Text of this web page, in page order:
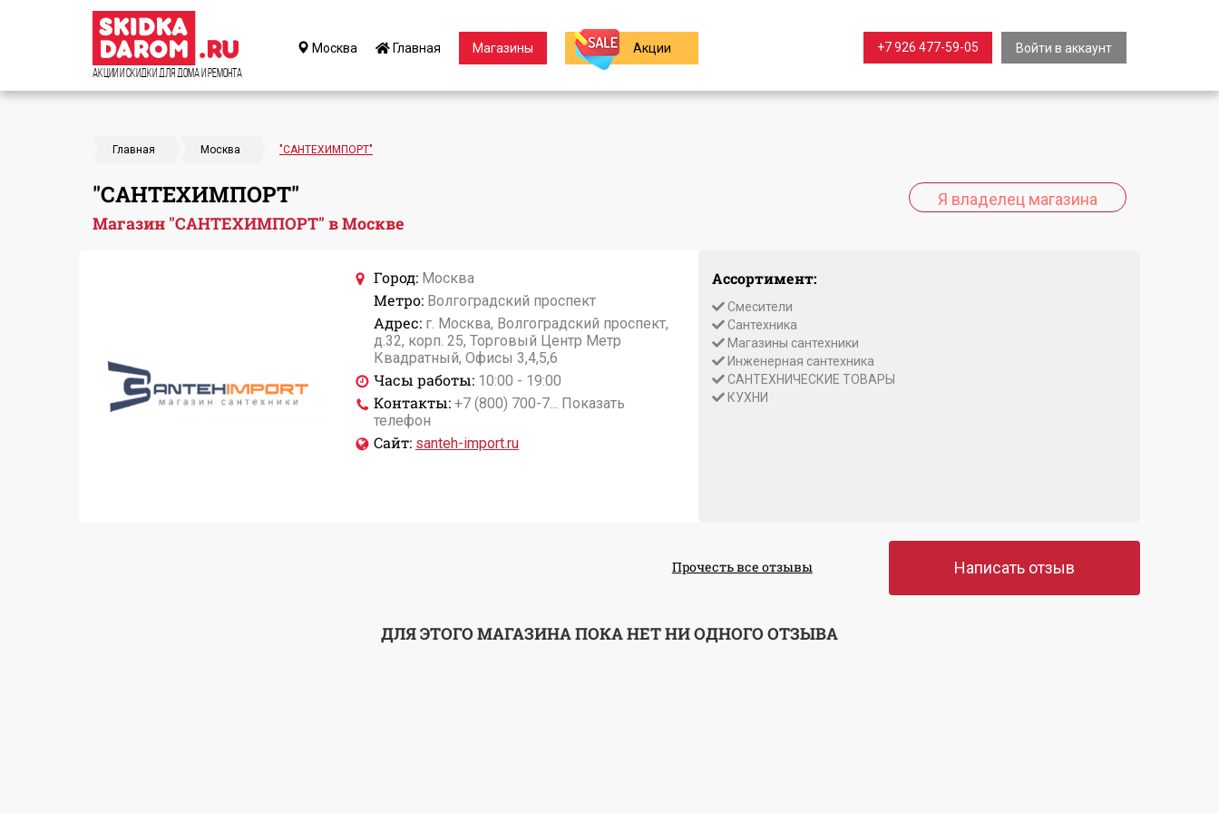
Акции и Скидки для дома и ремонта
Москва Главная Магазины Акции Войти в аккаунт
+7 926 477-59-05
Главная Москва "САНТЕХИМПОРТ"
"САНТЕХИМПОРТ"
Магазин "САНТЕХИМПОРТ" в Москве
Город: Москва
Метро: Волгоградский проспект
Адрес: г. Москва, Волгоградский проспект,
д.32, корп. 25, Торговый Центр Метр
Квадратный, Офисы 3,4,5,6
Часы работы: 10:00 - 19:00
Контакты: +7 (800) 700-7... Показать
телефон
Сайт: santeh-import.ru
Ассортимент:
Смесители
Сантехника
Магазины сантехники
Инженерная сантехника
САНТЕХНИЧЕСКИЕ ТОВАРЫ
КУХНИ
Прочесть все отзывы Написать отзыв
ДЛЯ ЭТОГО МАГАЗИНА ПОКА НЕТ НИ ОДНОГО ОТЗЫВА